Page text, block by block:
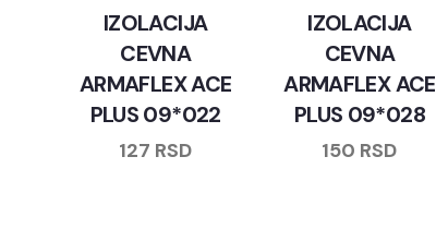
IZOLACIJA
CEVNA
ARMAFLEX ACE
PLUS 09*022
127 RSD
IZOLACIJA
CEVNA
ARMAFLEX ACE
PLUS 09*028
150 RSD